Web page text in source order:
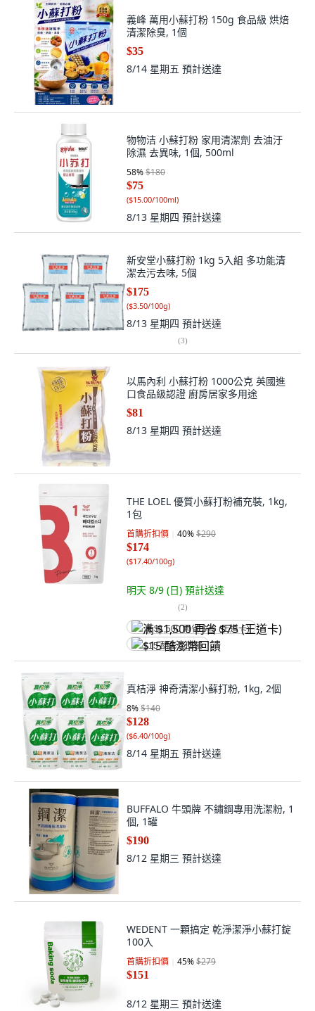
義峰 萬用小蘇打粉 150g 食品級 烘焙
清潔除臭, 1個
$35
8/14 星期五 預計送達
物物洁 小蘇打粉 家用清潔劑 去油汙
除濕 去異味, 1個, 500ml
58%$180
$75
($15.00/100ml)
8/13 星期四 預計送達
新安堂小蘇打粉 1kg 5入組 多功能清
潔去污去味, 5個
$175
($3.50/100g)
8/13 星期四 預計送達
(3)
以馬內利 小蘇打粉 1000公克 英國進
口食品級認證 廚房居家多用途
$81
8/13 星期四 預計送達
THE LOEL 優質小蘇打粉補充裝, 1kg,
1包
首購折扣價 40%$290
$174
($17.40/100g)
明天 8/9 (日) 預計送達
(2)
满 $1,500 再省 $75 (王道卡)
$15 酷澎幣回饋
真桔淨 神奇清潔小蘇打粉, 1kg, 2個
8%$140
$128
($6.40/100g)
8/14 星期五 預計送達
BUFFALO 牛頭牌 不鏽鋼專用洗潔粉, 1
個, 1罐
$190
8/12 星期三 預計送達
WEDENT 一顆搞定 乾淨潔淨小蘇打錠
100入
首購折扣價 45%$279
$151
8/12 星期三 預計送達